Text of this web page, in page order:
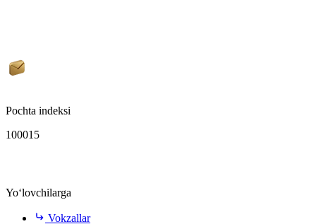
Pochta indeksi
100015
Yo‘lovchilarga
Vokzallar